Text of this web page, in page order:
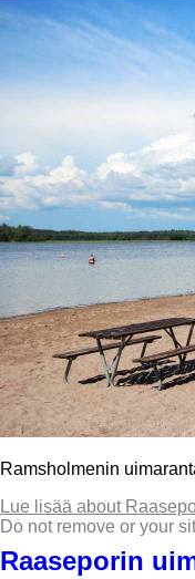
Ramsholmenin
Lue lisää about
Do not remove or your
Raaseporin